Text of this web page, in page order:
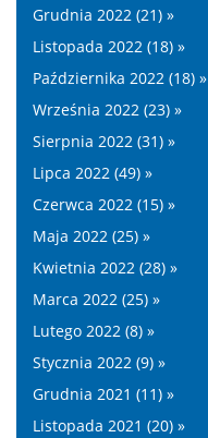
Grudnia 2022 (21) »
Listopada 2022 (18) »
Października 2022 (18) »
Września 2022 (23) »
Sierpnia 2022 (31) »
Lipca 2022 (49) »
Czerwca 2022 (15) »
Maja 2022 (25) »
Kwietnia 2022 (28) »
Marca 2022 (25) »
Lutego 2022 (8) »
Stycznia 2022 (9) »
Grudnia 2021 (11) »
Listopada 2021 (20) »